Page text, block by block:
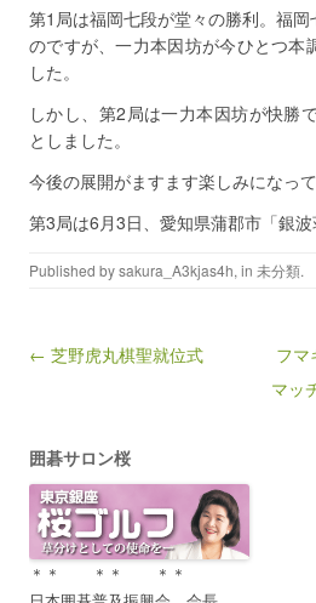
第1局は福岡七段が堂々の勝利。福
のですが、一力本因坊が今ひとつ本
した。
しかし、第2局は一力本因坊が快勝
としました。
今後の展開がますます楽しみになって
第3局は6月3日、愛知県蒲郡市「銀波
Published bysakura_A3kjas4h, in 未分類.
Post navigation
← 芝野虎丸棋聖就位式
フマ
マッ
囲碁サロン桜
＊＊ ＊＊ ＊＊